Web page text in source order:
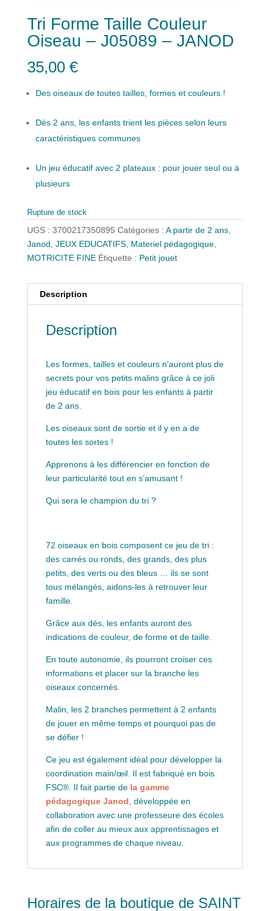
Tri Forme Taille Couleur
Oiseau – J05089 – JANOD
35,00 €
Des oiseaux de toutes tailles, formes et couleurs !
Dès 2 ans, les enfants trient les pièces selon leurs
caractéristiques communes
Un jeu éducatif avec 2 plateaux : pour jouer seul ou à
plusieurs
Rupture de stock
UGS : 3700217350895 Catégories : A partir de 2 ans,
Janod JEUX EDUCATIFS, Materiel pédagogique,
MOTRICITE FINE Étiquette : Petit jouet
Description
Description
Les formes, tailles et couleurs n’auront plus de
secrets pour vos petits malins grâce à ce joli
jeu éducatif en bois pour les enfants à partir
de 2 ans.
Les oiseaux sont de sortie et il y en a de
toutes les sortes !
Apprenons à les différencier en fonction de
leur particularité tout en s’amusant !
Qui sera le champion du tri ?
72 oiseaux en bois composent ce jeu de tri :
des carrés ou ronds, des grands, des plus
petits, des verts ou des bleus … ils se sont
tous mélangés, aidons-les à retrouver leur
famille.
Grâce aux dés, les enfants auront des
indications de couleur, de forme et de taille.
En toute autonomie, ils pourront croiser ces
informations et placer sur la branche les
oiseaux concernés.
Malin, les 2 branches permettent à 2 enfants
de jouer en même temps et pourquoi pas de
se défier !
Ce jeu est également idéal pour développer la
coordination main/œil. Il est fabriqué en bois
FSC®. Il fait partie de la gamme
pédagogique Janod , développée en
collaboration avec une professeure des écoles
afin de coller au mieux aux apprentissages et
aux programmes de chaque niveau.
Horaires de la boutique de SAINT